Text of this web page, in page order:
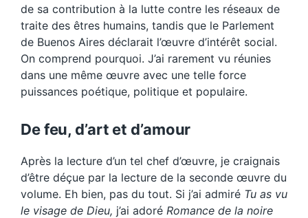
de sa contribution à la lutte contre les réseaux de
traite des êtres humains, tandis que le Parlement
de Buenos Aires déclarait l’œuvre d’intérêt social.
On comprend pourquoi. J’ai rarement vu réunies
dans une même œuvre avec une telle force
puissances poétique, politique et populaire.
De feu, d’art et d’amour
Après la lecture d’un tel chef d’œuvre, je craignais
d’être déçue par la lecture de la seconde œuvre du
volume. Eh bien, pas du tout. Si j’ai admiré Tu as vu
le visage de Dieu, j’ai adoré Romance de la noire